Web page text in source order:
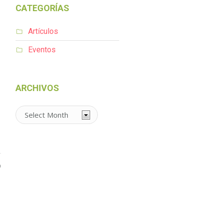
CATEGORÍAS
Artículos
Eventos
ARCHIVOS
Archivos